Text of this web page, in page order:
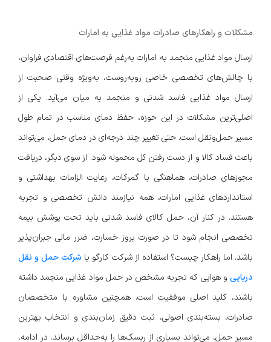
مشکلات و راهکارهای صادرات مواد غذایی به امارات
ارسال مواد غذایی منجمد به امارات به‌رغم فرصت‌های اقتصادی فراوان،
با چالش‌های تخصصی خاصی روبه‌روست، به‌ویژه وقتی صحبت از
ارسال مواد غذایی فاسد شدنی و منجمد به میان می‌آید. یکی از
اصلی‌ترین مشکلات در این حوزه، حفظ دمای مناسب در تمام طول
مسیر حمل‌ونقل است. حتی تغییر چند درجه‌ای در دمای حمل، می‌تواند
باعث فساد کالا و از دست رفتن کل محموله شود. از سوی دیگر، دریافت
مجوزهای صادرات، هماهنگی با گمرکات، رعایت الزامات بهداشتی و
استانداردهای غذایی امارات، همه نیازمند دانش تخصصی و تجربه
هستند. در کنار آن، حمل کالای فاسد شدنی باید تحت پوشش بیمه
تخصصی انجام شود تا در صورت بروز خسارت، ضرر مالی جبران‌پذیر
باشد. اما راهکار چیست؟ استفاده از شرکت کارگو یا شرکت حمل و نقل
دریایی و هوایی که تجربه مشخص در حمل مواد غذایی منجمد داشته
باشند، کلید اصلی موفقیت است. همچنین مشاوره با متخصصان
صادرات، بسته‌بندی اصولی، ثبت دقیق زمان‌بندی و انتخاب بهترین
مسیر حمل، می‌تواند بسیاری از ریسک‌ها را به‌حداقل برساند. در ادامه،